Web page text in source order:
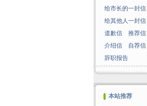
给市长的一封信
给其他人一封信
道歉信
推荐信
介绍信
自荐信
辞职报告
本站推荐